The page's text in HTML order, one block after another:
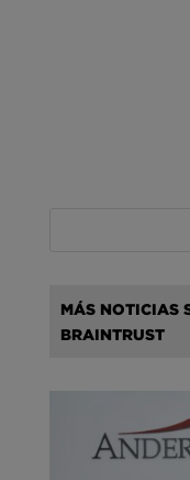
MÁS NOTICIAS
BRAINTRUST